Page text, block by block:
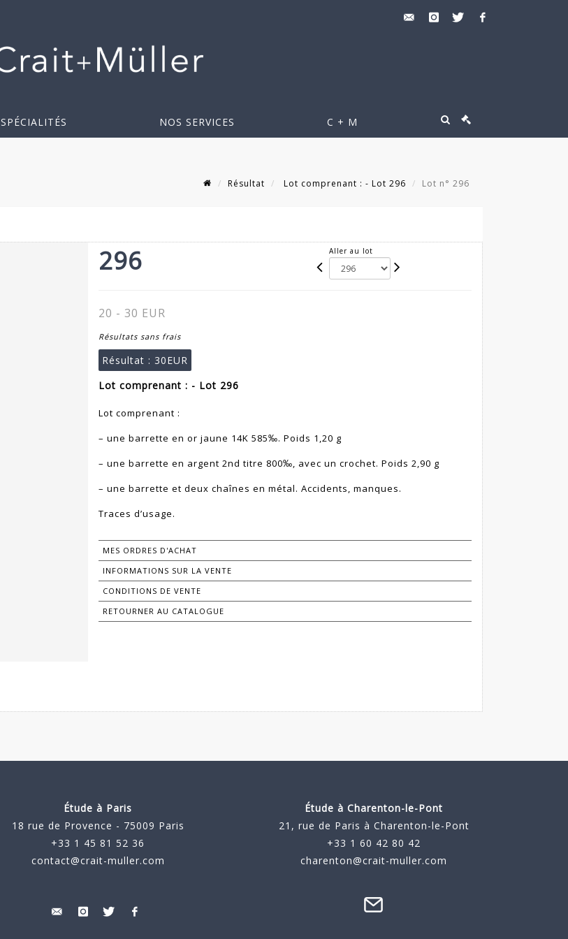
SPÉCIALITÉS NOS SERVICES C + M
Résultat Lot comprenant : - Lot 296 Lot n° 296
296 Aller au lot
20 - 30 EUR
Résultats sans frais
Résultat : 30EUR
Lot comprenant : - Lot 296
Lot comprenant :
– une barrette en or jaune 14K 585‰. Poids 1,20 g
– une barrette en argent 2nd titre 800‰, avec un crochet. Poids 2,90 g
– une barrette et deux chaînes en métal. Accidents, manques.
Traces d’usage.
MES ORDRES D'ACHAT
INFORMATIONS SUR LA VENTE
CONDITIONS DE VENTE
RETOURNER AU CATALOGUE
Étude à Paris
18 rue de Provence - 75009 Paris
+33 1 45 81 52 36
contact@crait-muller.com
Étude àCharenton-le-Pont
21, rue de Paris à Charenton-le-Pont
+33 1 60 42 80 42
charenton@crait-muller.com